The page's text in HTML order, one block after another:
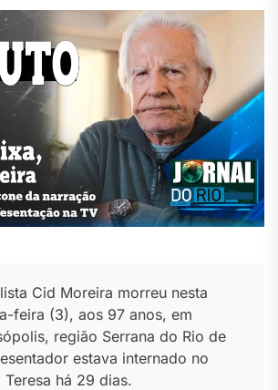
Cid Moreira morreu nesta
feira (3), aos 97 anos, em
região Serrana do Rio de
estava internado no
Teresa há 29 dias.